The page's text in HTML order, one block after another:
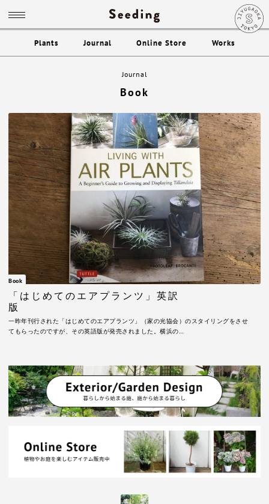
Plants Journal Online Store Works
Journal
Book
Book
「はじめてのエアプランツ」英訳
版
一昨年刊行された「はじめてのエアプランツ」（家の光協会）のスタイリングをさせ
てもらったのですが、その英語版が発売されました。横浜の…